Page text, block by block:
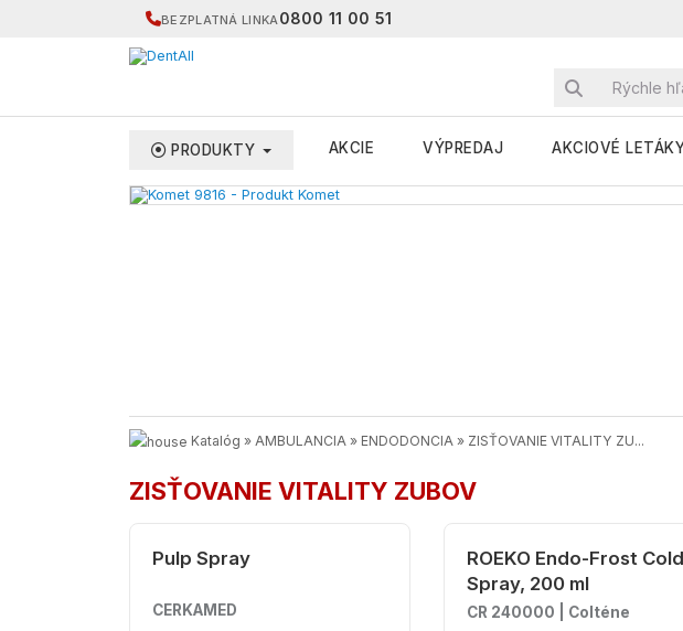
BEZPLATNÁ LINKA0800 11 00 51
PRODUKTY AKCIE VÝPREDAJ AKCIOVÉ
Katalóg » AMBULANCIA » ENDODONCIA » ZISŤOVANIE VITALITY ZU...
ZISŤOVANIE VITALITY ZUBOV
Pulp Spray
CERKAMED
ROEKO Endo-Frost Cold
Spray, 200 ml
CR 240000 | Colténe